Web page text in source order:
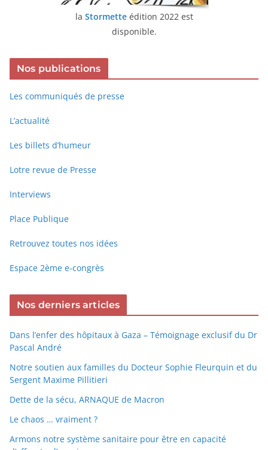
la Stormetteédition 2022 est
disponible.
Nos publications
Les communiqués de presse
L’actualité
Les billets d’humeur
Lotre revue de Presse
Interviews
Place Publique
Retrouvez toutes nos idées
Espace 2ème e-congrès
Nos derniers articles
Dans l’enfer des hôpitaux à Gaza – Témoignage exclusif du Dr
Pascal André
Notre soutien aux familles du Docteur Sophie Fleurquin et du
Sergent Maxime Pillitieri
Dette de la sécu, ARNAQUE de Macron
Le chaos … vraiment ?
Armons notre système sanitaire pour être en capacité